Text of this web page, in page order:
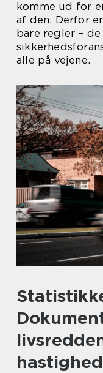
komme ud for
af den. Derfor
bare regler –
alle på vejene.